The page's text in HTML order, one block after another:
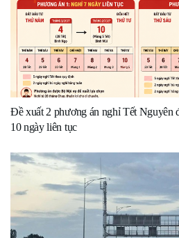
Đề xuất 2 phương án nghỉ Tết Nguyên
10 ngày liên tục